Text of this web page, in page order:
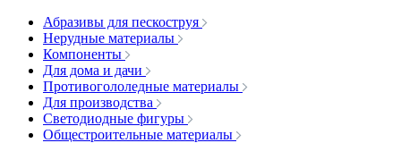
Абразивы для пескоструя
Нерудные материалы
Компоненты
Для дома и дачи
Противогололедные материалы
Для производства
Светодиодные фигуры
Общестроительные материалы